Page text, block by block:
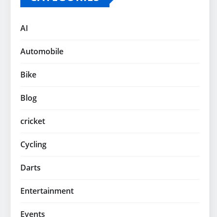
AI
Automobile
Bike
Blog
cricket
Cycling
Darts
Entertainment
Events